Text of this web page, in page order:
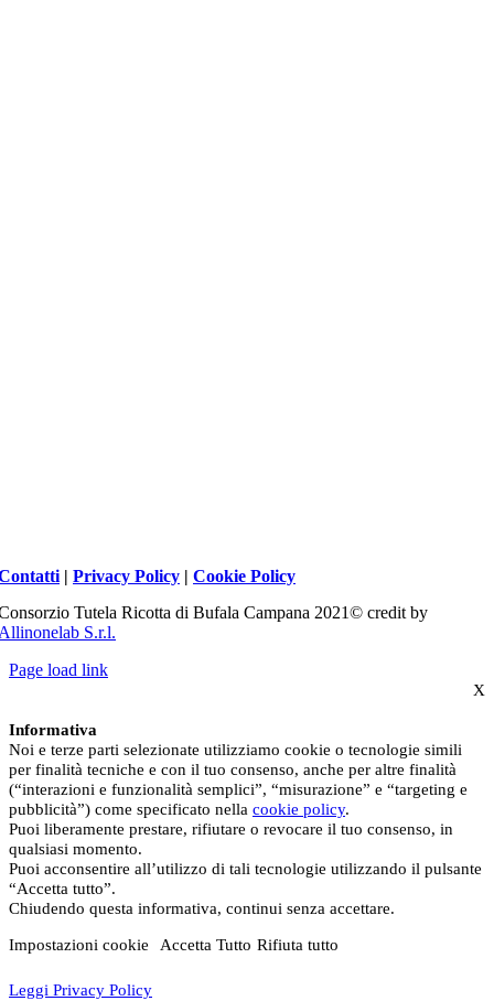
| Privacy Policy | Cookie Policy
Tutela Ricotta di Bufala Campana 2021© credit by
S.r.l.
Page load link
X
Informativa
Noi e terze parti selezionate utilizziamo cookie o tecnologie simili
per finalità tecniche e con il tuo consenso, anche per altre finalità
(“interazioni e funzionalità semplici”, “misurazione” e “targeting e
pubblicità”) come specificato nella cookie policy.
Puoi liberamente prestare, rifiutare o revocare il tuo consenso, in
qualsiasi momento.
Puoi acconsentire all’utilizzo di tali tecnologie utilizzando il pulsante
“Accetta tutto”.
Chiudendo questa informativa, continui senza accettare.
Impostazioni cookie Accetta Tutto Rifiuta tutto
Leggi Privacy Policy